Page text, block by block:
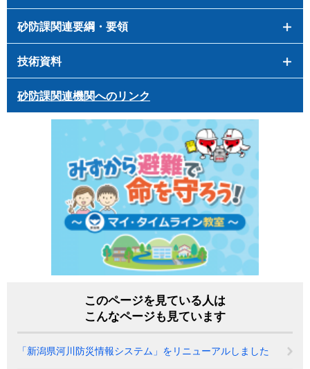
砂防課関連要綱・要領
技術資料
砂防課関連機関へのリンク
このページを見ている人は
こんなページも見ています
「新潟県河川防災情報システム」をリニューアルしました